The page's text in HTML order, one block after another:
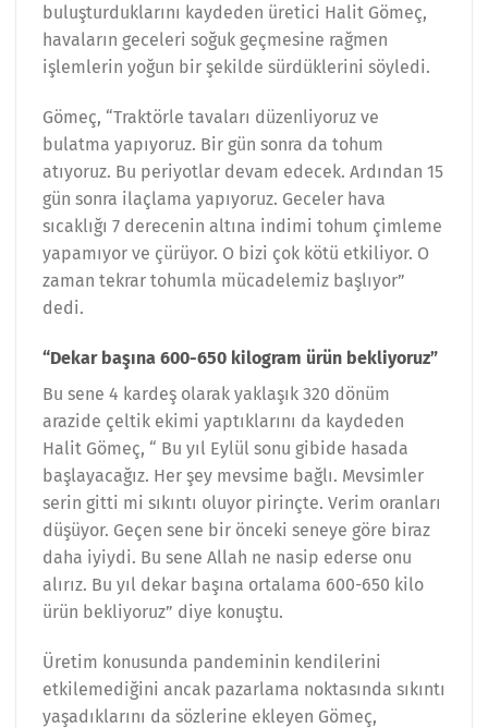
buluşturduklarını kaydeden üretici Halit Gömeç,
havaların geceleri soğuk geçmesine rağmen
işlemlerin yoğun bir şekilde sürdüklerini söyledi.
Gömeç, “Traktörle tavaları düzenliyoruz ve
bulatma yapıyoruz. Bir gün sonra da tohum
atıyoruz. Bu periyotlar devam edecek. Ardından 15
gün sonra ilaçlama yapıyoruz. Geceler hava
sıcaklığı 7 derecenin altına indimi tohum çimleme
yapamıyor ve çürüyor. O bizi çok kötü etkiliyor. O
zaman tekrar tohumla mücadelemiz başlıyor”
dedi.
“Dekar başına 600-650 kilogram ürün bekliyoruz”
Bu sene 4 kardeş olarak yaklaşık 320 dönüm
arazide çeltik ekimi yaptıklarını da kaydeden
Halit Gömeç, “ Bu yıl Eylül sonu gibide hasada
başlayacağız. Her şey mevsime bağlı. Mevsimler
serin gitti mi sıkıntı oluyor pirinçte. Verim oranları
düşüyor. Geçen sene bir önceki seneye göre biraz
daha iyiydi. Bu sene Allah ne nasip ederse onu
alırız. Bu yıl dekar başına ortalama 600-650 kilo
ürün bekliyoruz” diye konuştu.
Üretim konusunda pandeminin kendilerini
etkilemediğini ancak pazarlama noktasında sıkıntı
yaşadıklarını da sözlerine ekleyen Gömeç,